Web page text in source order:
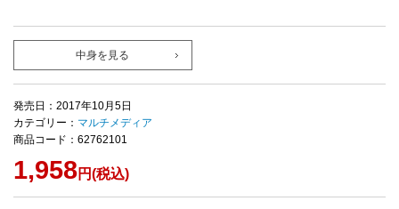
中身を見る
発売日：2017年10月5日
カテゴリー： マルチメディア
商品コード：62762101
1,958円(税込)